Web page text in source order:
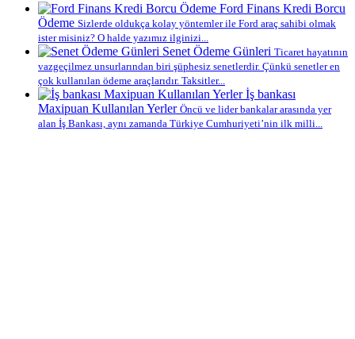
Ford Finans Kredi Borcu
Ödeme Sizlerde oldukça kolay yöntemler ile Ford araç sahibi olmak
ister misiniz? O halde yazımız ilginizi...
Senet Ödeme Günleri Ticaret hayatının
vazgeçilmez unsurlarından biri şüphesiz senetlerdir. Çünkü senetler en
çok kullanılan ödeme araçlarıdır. Taksitler...
İş bankası
Maxipuan Kullanılan Yerler Öncü ve lider bankalar arasında yer
alan İş Bankası, aynı zamanda Türkiye Cumhuriyeti’nin ilk milli...